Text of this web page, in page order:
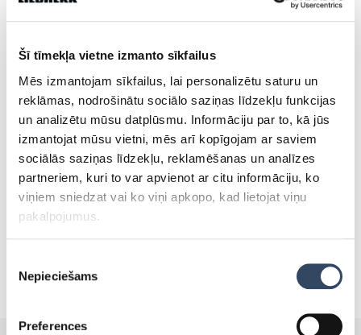
Šī tīmekļa vietne izmanto sīkfailus
Mēs izmantojam sīkfailus, lai personalizētu saturu un
reklāmas, nodrošinātu sociālo saziņas līdzekļu funkcijas
un analizētu mūsu datplūsmu. Informāciju par to, kā jūs
izmantojat mūsu vietni, mēs arī kopīgojam ar saviem
sociālās saziņas līdzekļu, reklamēšanas un analīzes
partneriem, kuri to var apvienot ar citu informāciju, ko
viņiem sniedzat vai ko viņi apkopo, kad lietojat viņu
pakalpojumus.
izvēle
Nepieciešams
Preferences
Tevi varētu interēsēt:
SALDĒTAVAS, KURAS VAR
TIKT IZMANTOTAS ZEMĀS
TEMPERATŪRĀS!